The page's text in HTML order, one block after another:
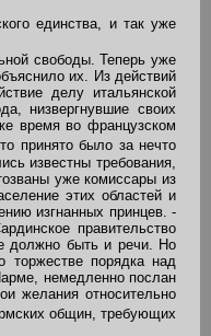
единства, и так уже
свободы. Теперь уже
их. Из действий
делу итальянской
низвергнувшие своих
время во французском
принято было за нечто
известны требования,
уже комиссары из
этих областей и
изгнанных принцев. -
правительство
должно быть и речи. Но
торжестве порядка над
немедленно послан
желания относительно
общин, требующих